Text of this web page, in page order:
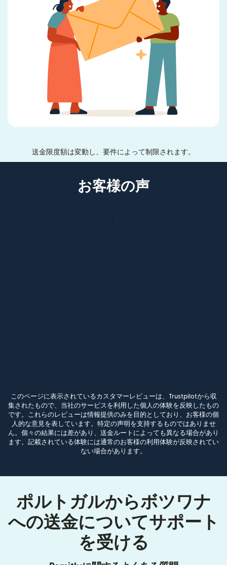
送金限度額は変動し、要件によって制限されます。
お客様の声
このページに表示されているカスタマーレビューは、Trustpilotから収
集されたもので、当社のサービスを利用した個人の体験を反映したもの
です。これらのレビューは情報提供のみを目的としており、お客様の個
人的な意見を表しています。特定の声明を支持するものではありませ
ん。個々の結果には差があり、送金ルートによっても異なる場合があり
ます。記載されている体験には通常のお客様の利用体験が反映されてい
ない場合があります。
ポルトガルからボツワナ
への送金についてサポート
を受ける